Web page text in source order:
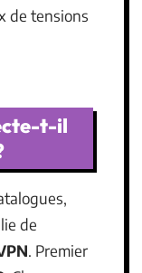
de tensions
t-il
de
. Premier